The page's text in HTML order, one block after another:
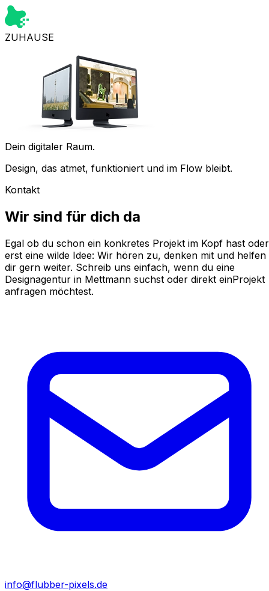
ZUHAUSE
Dein digitaler Raum.
Design, das atmet, funktioniert und im Flow bleibt.
Kontakt
Wir sind für dich da
Egal ob du schon ein konkretes Projekt im Kopf hast oder
erst eine wilde Idee: Wir hören zu, denken mit und helfen
dir gern weiter. Schreib uns einfach, wenn du eine
Designagentur in Mettmann suchst oder direkt einProjekt
anfragen möchtest.
info@flubber-pixels.de